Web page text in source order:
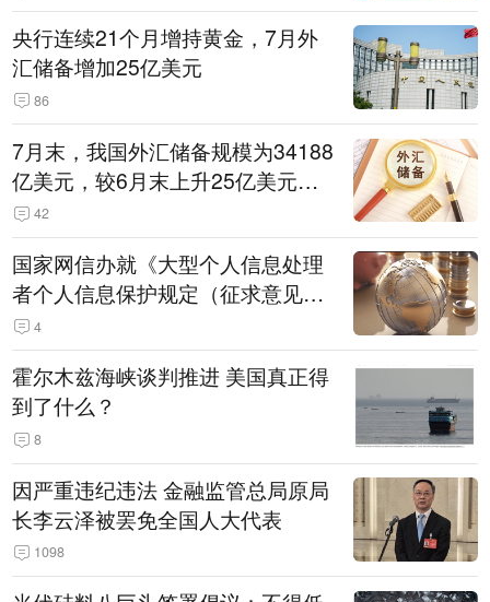
央行连续21个月增持黄金，7月外
汇储备增加25亿美元
86
7月末，我国外汇储备规模为34188
亿美元，较6月末上升25亿美元，
升幅为0.07%
42
国家网信办就《大型个人信息处理
者个人信息保护规定（征求意见
稿）》公开征求意见
4
霍尔木兹海峡谈判推进 美国真正得
到了什么？
8
因严重违纪违法 金融监管总局原局
长李云泽被罢免全国人大代表
1098